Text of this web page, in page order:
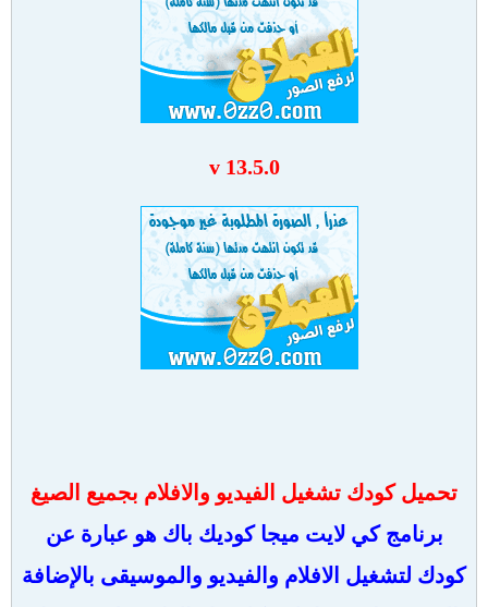
v 13.5.0
تحميل كودك تشغيل الفيديو والافلام بجميع الصيغ
برنامج كي لايت ميجا كوديك باك هو عبارة عن
كودك لتشغيل الافلام والفيديو والموسيقى بالإضافة